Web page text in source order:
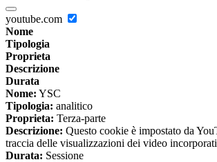
youtube.com
Nome
Tipologia
Proprieta
Descrizione
Durata
Nome: YSC
Tipologia: analitico
Proprieta: Terza-parte
Descrizione: Questo cookie è impostato da
traccia delle visualizzazioni dei video
Durata: Sessione